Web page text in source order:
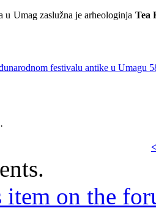
u Umag zaslužna je arheologinja Tea
festivalu antike u Umagu
item on the